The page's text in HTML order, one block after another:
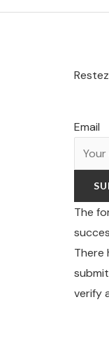
Email
The
There
verify